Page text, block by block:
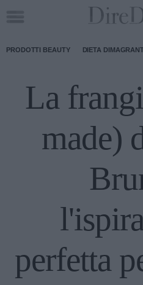
PRODOTTI BEAUTY DIETA
La
made)
perfetta